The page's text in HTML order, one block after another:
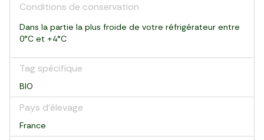
Conditions de conservation
Dans la partie la plus froide de votre réfrigérateur entre
0°C et +4°C
Tag spécifique
BIO
Pays d’élevage
France